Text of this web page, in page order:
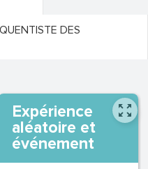
DES
Expérience
aléatoire et
événement